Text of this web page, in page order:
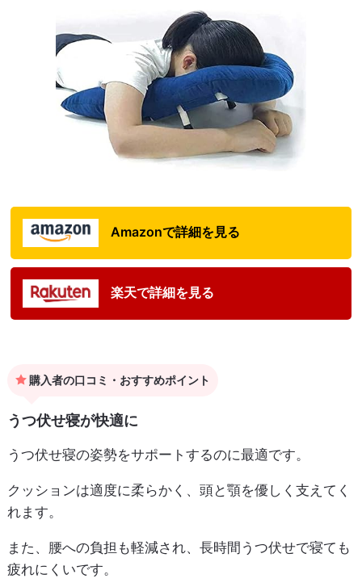
Amazonで詳細を見る
楽天で詳細を見る
購入者の口コミ・おすすめポイント
うつ伏せ寝が快適に
うつ伏せ寝の姿勢をサポートするのに最適です。
クッションは適度に柔らかく、頭と顎を優しく支えてく
れます。
また、腰への負担も軽減され、長時間うつ伏せで寝ても
疲れにくいです。